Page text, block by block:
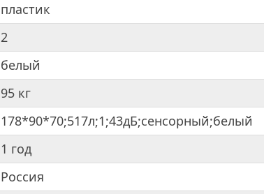
пластик
2
белый
95 кг
178*90*70;517л;1;43дБ;сенсорный;белый
1 год
Россия